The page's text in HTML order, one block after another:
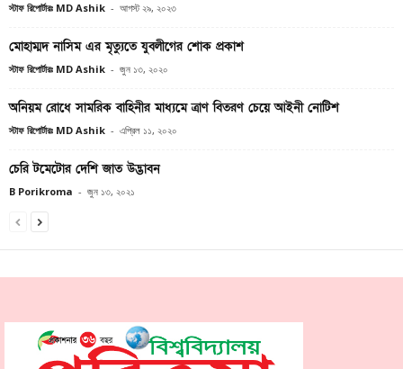
স্টাফ রিপোর্টারঃ MD Ashik - আগস্ট ২৯, ২০২৩
মােহাম্মদ নাসিম এর মৃত্যুতে যুবলীগের শােক প্রকাশ
স্টাফ রিপোর্টারঃ MD Ashik - জুন ১৩, ২০২০
অনিয়ম রোধে সামরিক বাহিনীর মাধ্যমে ত্রাণ বিতরণ চেয়ে আইনী নোটিশ
স্টাফ রিপোর্টারঃ MD Ashik - এপ্রিল ১১, ২০২০
চেরি টমেটোর দেশি জাত উদ্ভাবন
B Porikroma - জুন ১৩, ২০২১